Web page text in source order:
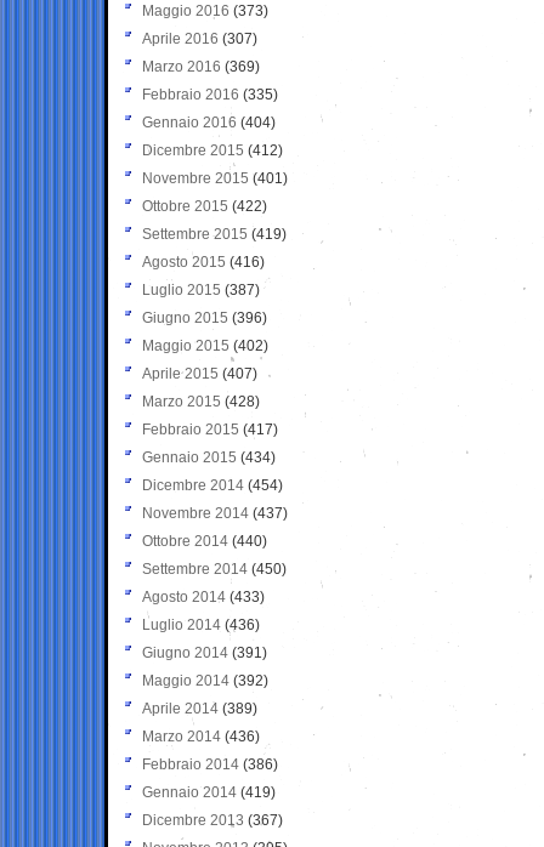
Maggio 2016 (373)
Aprile 2016 (307)
Marzo 2016 (369)
Febbraio 2016 (335)
Gennaio 2016 (404)
Dicembre 2015 (412)
Novembre 2015 (401)
Ottobre 2015 (422)
Settembre 2015 (419)
Agosto 2015 (416)
Luglio 2015 (387)
Giugno 2015 (396)
Maggio 2015 (402)
Aprile 2015 (407)
Marzo 2015 (428)
Febbraio 2015 (417)
Gennaio 2015 (434)
Dicembre 2014 (454)
Novembre 2014 (437)
Ottobre 2014 (440)
Settembre 2014 (450)
Agosto 2014 (433)
Luglio 2014 (436)
Giugno 2014 (391)
Maggio 2014 (392)
Aprile 2014 (389)
Marzo 2014 (436)
Febbraio 2014 (386)
Gennaio 2014 (419)
Dicembre 2013 (367)